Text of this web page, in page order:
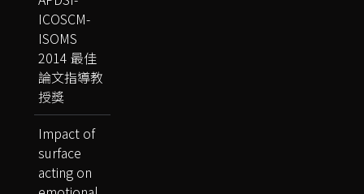
ICOSCM-
ISOMS
2014 最佳
論文指導教
授獎
Impact of
surface
acting on